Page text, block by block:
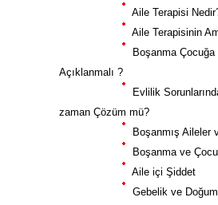
Aile Terapisi
Aile Terapisinin
Boşanma Çocuğa
Açıklanmalı ?
Evlilik
zaman Çözüm mü?
Boşanmış Aileler
Boşanma ve
Aile içi Şiddet
Gebelik ve